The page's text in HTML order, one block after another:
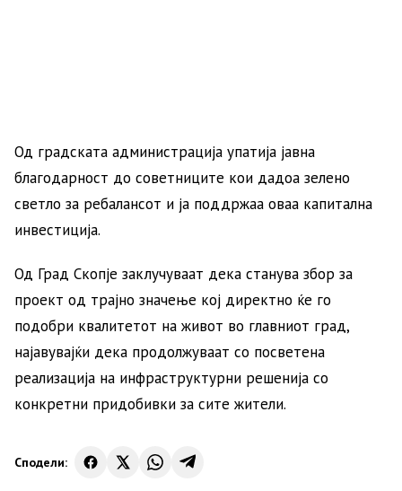
Од градската администрација упатија јавна
благодарност до советниците кои дадоа зелено
светло за ребалансот и ја поддржаа оваа капитална
инвестиција.
Од Град Скопје заклучуваат дека станува збор за
проект од трајно значење кој директно ќе го
подобри квалитетот на живот во главниот град,
најавувајќи дека продолжуваат со посветена
реализација на инфраструктурни решенија со
конкретни придобивки за сите жители.
Сподели: